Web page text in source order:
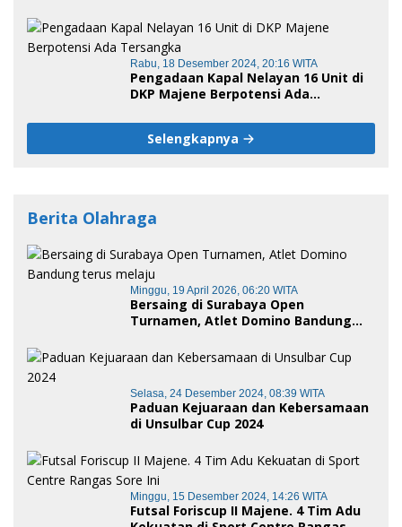
Rabu, 18 Desember 2024, 20:16 WITA
Pengadaan Kapal Nelayan 16 Unit di
DKP Majene Berpotensi Ada
Selengkapnya
Berita Olahraga
Minggu, 19 April 2026, 06:20 WITA
Bersaing di Surabaya Open
Turnamen, Atlet Domino Bandung
Selasa, 24 Desember 2024, 08:39 WITA
Paduan Kejuaraan dan Kebersamaan
di Unsulbar Cup 2024
Minggu, 15 Desember 2024, 14:26 WITA
Futsal Foriscup II Majene. 4 Tim Adu